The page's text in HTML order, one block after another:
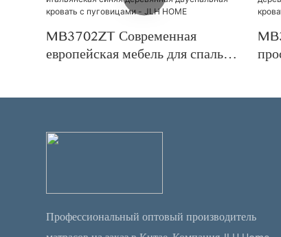
MB3702ZT Современная
европейская мебель для спальни,
Профессиональный оптовый производитель